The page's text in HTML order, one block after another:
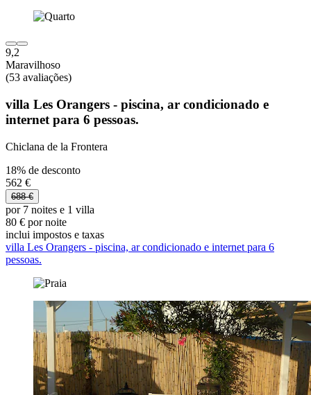
9,2
Maravilhoso
(53 avaliações)
villa Les Orangers - piscina, ar condicionado e
internet para 6 pessoas.
Chiclana de la Frontera
18% de desconto
562 €
688 €
por 7 noites e 1 villa
80 € por noite
inclui impostos e taxas
villa Les Orangers - piscina, ar condicionado e internet para 6
pessoas.